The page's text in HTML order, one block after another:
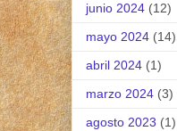
junio 2024 (12)
mayo 2024 (14)
abril 2024 (1)
marzo 2024 (3)
agosto 2023 (1)